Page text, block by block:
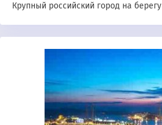
Крупный российский город на берегу